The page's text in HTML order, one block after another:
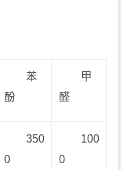
苯
酚
甲
醛
350
0
100
0